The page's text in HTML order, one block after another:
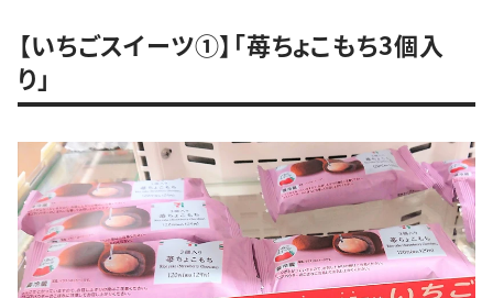
【いちごスイーツ①】「苺ちょこもち3個入
り」